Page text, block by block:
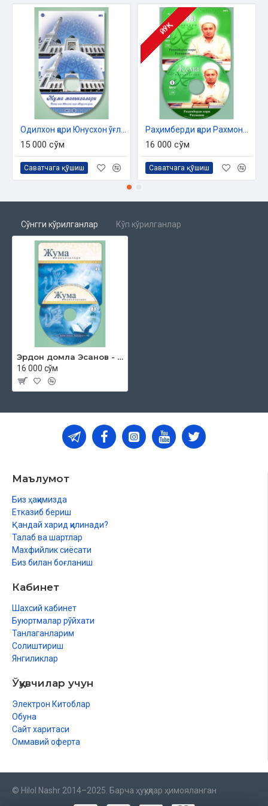
15 000 сўм
Саватчага қўшиш
ЙЎҚ
16 000 сўм
Саватчага қўшиш
Сўнгги кўрилганлар Кўп кўрилганлар
Эрдон домла Эсанов - «Жума мавъизалари» 2-диск (МР3)
16 000 сўм
Маълумот
Биз ҳақимизда
Етказиб бериш
Қандай харид қилинади?
Талаб ва шартлар
Махфийлик сиёсати
Биз билан боғланиш
Кабинет
Шахсий кабинет
Буюртмалар рўйхати
Танлаганларим
Солиштириш
Янгиликлар
Ўқувчилар учун
Электрон Китоблар
Обуна
Сайт харитаси
Оммавий оферта
© Hilol Nashr 2014–2025. Барча ҳуқуқлар ҳимояланган